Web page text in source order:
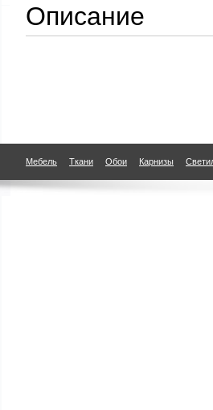
Описание
Мебель Ткани Обои Карнизы